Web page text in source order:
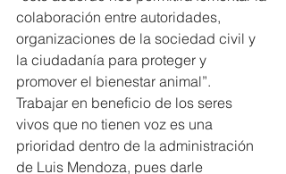
colaboración entre autoridades,
organizaciones de la sociedad civil y
la ciudadanía para proteger y
promover el bienestar animal”.
Trabajar en beneficio de los seres
vivos que no tienen voz es una
prioridad dentro de la administración
de Luis Mendoza, pues darle